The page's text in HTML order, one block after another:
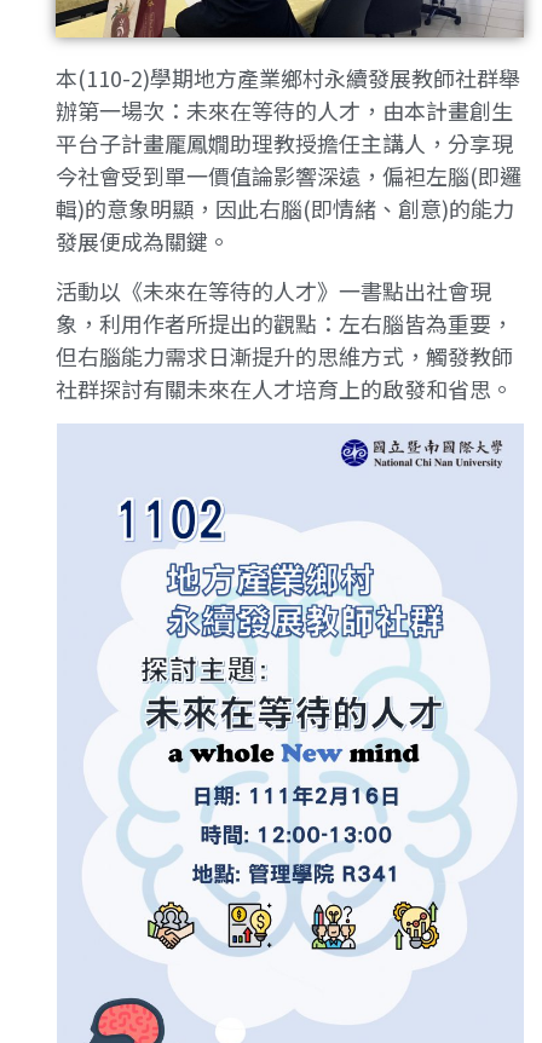
本(110-2)學期地方產業鄉村永續發展教師社群舉
辦第一場次：未來在等待的人才，由本計畫創生
平台子計畫龎鳳嫺助理教授擔任主講人，分享現
今社會受到單一價值論影響深遠，偏袒左腦(即邏
輯)的意象明顯，因此右腦(即情緒、創意)的能力
發展便成為關鍵。
活動以《未來在等待的人才》一書點出社會現
象，利用作者所提出的觀點：左右腦皆為重要，
但右腦能力需求日漸提升的思維方式，觸發教師
社群探討有關未來在人才培育上的啟發和省思。